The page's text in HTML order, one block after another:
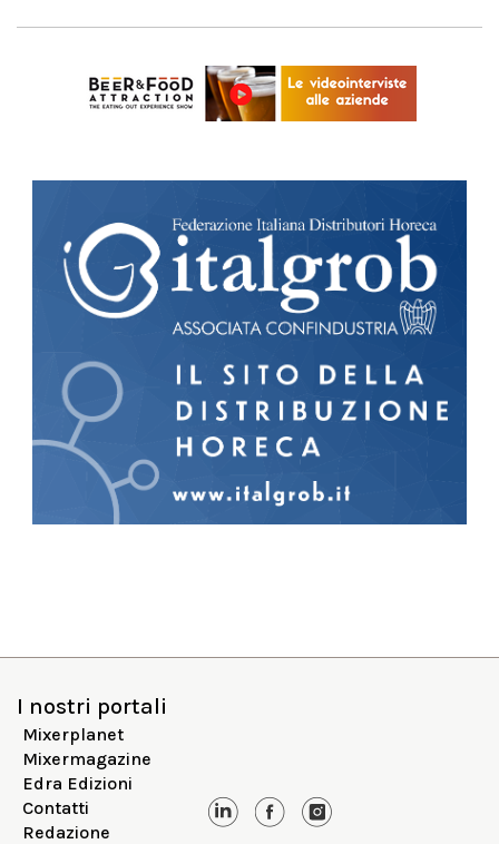
I nostri portali
Mixerplanet
Mixermagazine
Edra Edizioni
Contatti
Redazione